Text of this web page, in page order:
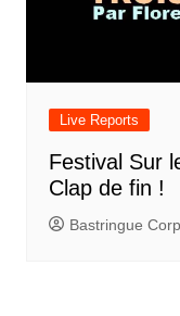
Live Reports
Festival Sur
Clap de fin !
Bastringue Corp